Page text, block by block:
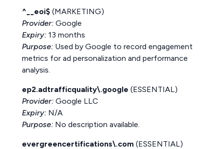
^__eoi$ (MARKETING)
Provider: Google
Expiry: 13 months
Purpose: Used by Google to record engagement
metrics for ad personalization and performance
analysis.
ep2.adtrafficquality\.google (ESSENTIAL)
Provider: Google LLC
Expiry: N/A
Purpose: No description available.
evergreencertifications\.com (ESSENTIAL)